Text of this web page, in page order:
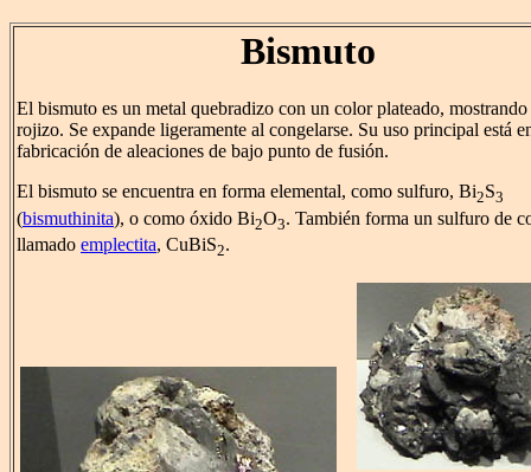
Bismuto
El bismuto es un metal quebradizo con un color plateado,
rojizo. Se expande ligeramente al congelarse. Su uso principal está
fabricación de aleaciones de bajo punto de fusión.
El bismuto se encuentra en forma elemental, como sulfuro, Bi2S3
(bismuthinita), o como óxido Bi2O3. También forma un sulfuro de
llamado emplectita, CuBiS2.